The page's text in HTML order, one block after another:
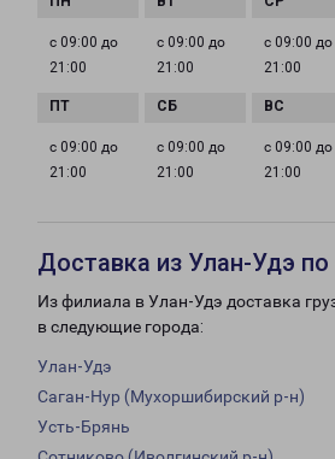
с 09:00 до
21:00
с 09:00 до
21:00
с 09:00 до
21:00
с 09:00 до
21:00
с 09:00 до
21:00
с 09:00 до
21:00
Доставка из Улан-Удэ по
Из филиала в Улан-Удэ доставка
в следующие города:
Улан-Удэ
Саган-Нур (Мухоршибирский р-н)
Усть-Брянь